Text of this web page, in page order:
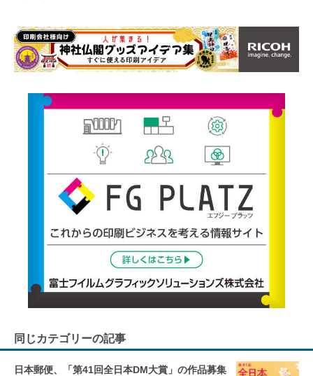
同じカテゴリーの記事
日本郵便、「第41回全日本DM大賞」の作品募集